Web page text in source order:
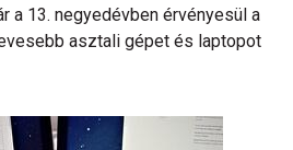
a 13. negyedévben érvényesül a
asztali gépet és laptopot